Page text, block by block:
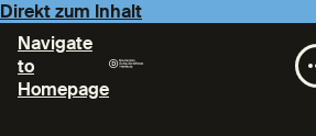
Direkt zum Inhalt
Navigate
to
Homepage